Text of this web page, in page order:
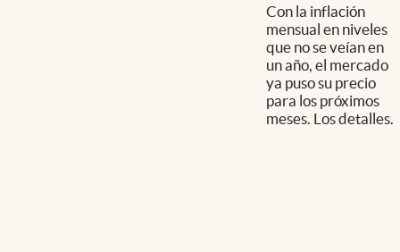
Con la inflación
mensual en niveles
que no se veían en
un año, el mercado
ya puso su precio
para los próximos
meses. Los detalles.